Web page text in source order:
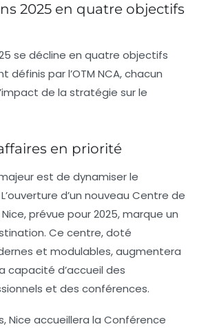
2025 en quatre objectifs
se décline en quatre objectifs
définis par l’OTM NCA, chacun
de la stratégie sur le
en priorité
est de dynamiser le
L’ouverture d’un nouveau Centre de
prévue pour 2025, marque un
Ce centre, doté
et modulables, augmentera
capacité d’accueil des
et des conférences.
Nice accueillera la Conférence